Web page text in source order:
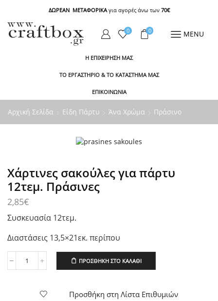
ΔΩΡΕΑΝ ΜΕΤΑΦΟΡΙΚΑγια αγορές άνω των 70€
0 0 MENU
Η ΕΠΙΧΕΙΡΗΣΗ ΜΑΣ
ΤΟ ΕΡΓΑΣΤΗΡΙΟ & ΤΟ ΚΑΤΑΣΤΗΜΑ ΜΑΣ
ΕΠΙΚΟΙΝΩΝΙΑ
Αρχική Σελίδα Είδη Πάρτυ Άνα Χρώμα Πράσινο
Χάρτινες σακούλες για πάρτυ
12τεμ. Πράσινες
2,85€
Συσκευασία 12τεμ.
Διαστάσεις 13,5×21εκ. περίπου
Χάρτινες
πάρτυ
ΠΡΟΣΘΉΚΗ ΣΤΟ ΚΑΛΆΘΙ
Προσθήκη στη Λίστα Επιθυμιών